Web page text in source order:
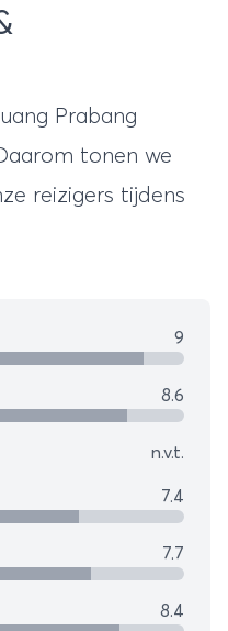
Prabang
tonen we
reizigers tijdens
9
8.6
n.v.t.
7.4
7.7
8.4